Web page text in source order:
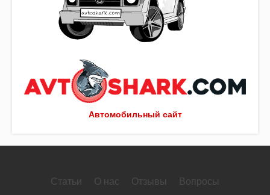
Автомобильный сайт
Статьи О нас Отзывы Вопросы